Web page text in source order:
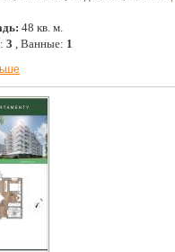
48 кв. м.
3 , Ванные: 1